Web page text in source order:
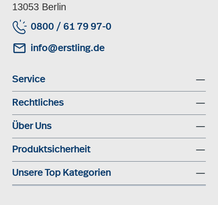
13053 Berlin
0800 / 61 79 97-0
info@erstling.de
Service
Rechtliches
Über Uns
Produktsicherheit
Unsere Top Kategorien